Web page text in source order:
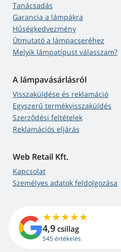
Tanácsadás
Garancia a lámpákra
Hűségkedvezmény
Útmutató a lámpacseréhez
Melyik lámpatípust válasszam?
A lámpavásárlásról
Visszaküldése és reklamáció
Egyszerű termékvisszaküldés
Szerződési feltételek
Reklamációs eljárás
Web Retail Kft.
Kapcsolat
Személyes adatok feldolgozása
4,9 csillag
545 értékelés